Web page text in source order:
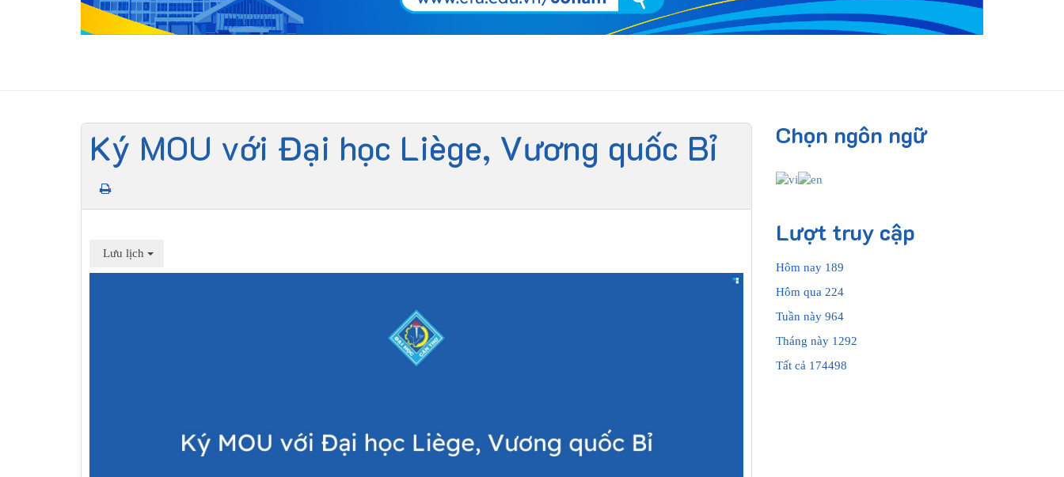
Ký MOU với Đại học Liège, Vương quốc Bỉ
Lưu lịch
Chọn ngôn ngữ
Lượt truy cập
Hôm nay 189
Hôm qua 224
Tuần này 964
Tháng này 1292
Tất cả 174498